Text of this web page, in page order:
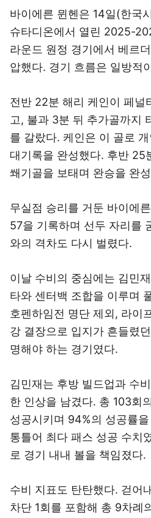
바이에른 뮌헨은 14일(한국
슈타디온에서 열린 2025-
라운드 원정 경기에서 베르
압했다. 경기 흐름은 일방적
전반 22분 해리 케인이 페널
고, 불과 3분 뒤 추가골까지
를 갈랐다. 케인은 이 골로
대기록을 완성했다. 후반 25
쐐기골을 보태며 완승을 완
무실점 승리를 거둔 바이에
57을 기록하며 선두 자리를
와의 격차도 다시 벌렸다.
이날 수비의 중심에는 김민
타와 센터백 조합을 이루며
호펜하임전 명단 제외, 라이
강 결장으로 입지가 흔들렸
명해야 하는 경기였다.
김민재는 후방 빌드업과 수
한 인상을 남겼다. 총 103회
성공시키며 94%의 성공률
통틀어 최다 패스 성공 수치
로 경기 내내 볼을 책임졌다.
수비 지표도 탄탄했다. 걷어
차단 1회를 포함해 총 9차례